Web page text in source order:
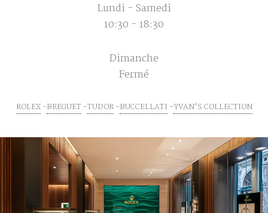
Lundi - Samedi
10:30 - 18:30
Dimanche
Fermé
ROLEX BREGUET TUDOR BUCCELLATI YVAN'S COLLECTION